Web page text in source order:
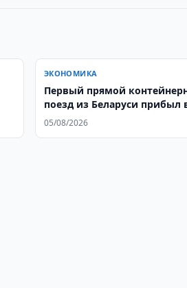
ЭКОНОМИКА
Первый прямой
поезд из Беларуси прибыл
Узбекистан
05/08/2026